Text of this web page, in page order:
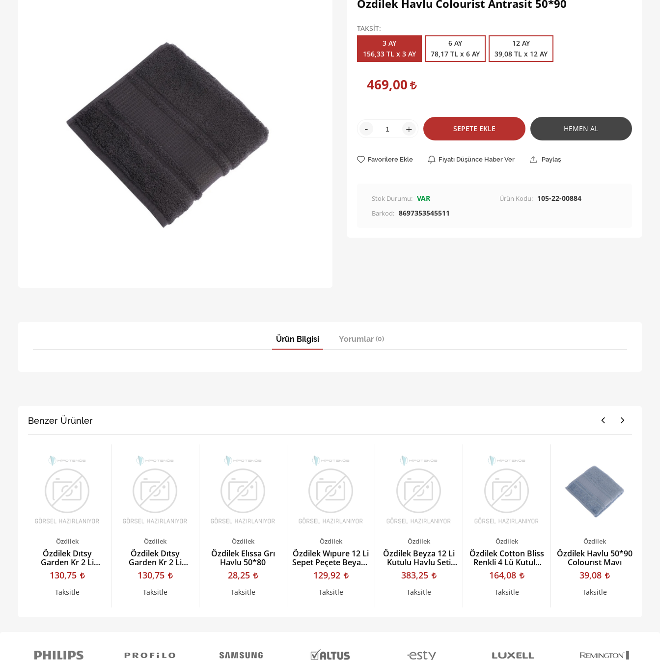
Özdilek Havlu Colourist Antrasit 50*90
TAKSİT
3 AY
156,33 TL x 3 AY
6 AY
78,17 TL x 6 AY
12 AY
39,08 TL x 12 AY
469,00
- + SEPETE EKLE HEMEN AL
Favorilere Ekle Fiyatı Düşünce Haber Ver Paylaş
Stok Durumu: VAR Ürün Kodu: 105-22-00884
Barkod: 8697353545511
Ürün Bilgisi Yorumlar (0)
Benzer Ürünler
Özdilek
Özdilek Dıtsy
Garden Kr 2 Li
Kt.havlu Nak1 Bej-
bej
130,75
Taksitle
Özdilek
Özdilek Dıtsy
Garden Kr 2 Li
Kt.havlu Nak3 Gri-gri
130,75
Taksitle
Özdilek
Özdilek Elıssa Grı
Havlu 50*80
28,25
Taksitle
Özdilek
Özdilek Wıpure 12 Li
Sepet Peçete Beyaz -
Mavi Nakış
129,92
Taksitle
Özdilek
Özdilek Beyza 12 Li
Kutulu Havlu Seti
Krem
383,25
Taksitle
Özdilek
Özdilek Cotton Bliss
Renkli 4 Lü Kutulu
Havlu
164,08
Taksitle
Özdilek
Özdilek Havlu 50*90
Colourıst Mavı
39,08
Taksitle